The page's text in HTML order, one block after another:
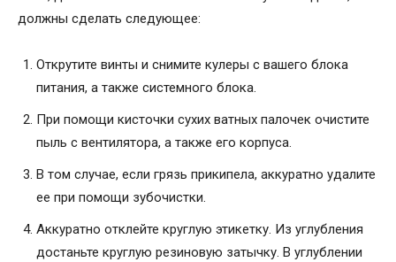
должны сделать следующее:
Открутите винты и снимите кулеры с вашего блока
питания, а также системного блока.
При помощи кисточки сухих ватных палочек очистите
пыль с вентилятора, а также его корпуса.
В том случае, если грязь прикипела, аккуратно удалите
ее при помощи зубочистки.
Аккуратно отклейте круглую этикетку. Из углубления
достаньте круглую резиновую затычку. В углублении